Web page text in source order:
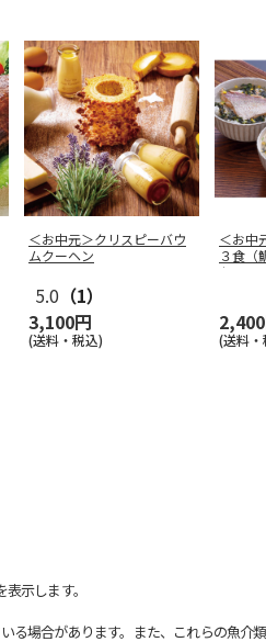
＜お中元＞クリスピーバウ
ムクーヘン
5.0 （1）
3,100円
(送料・税込)
＜お中
３食（
セット
(送料・
示します。
場合があります。また、これらの魚介